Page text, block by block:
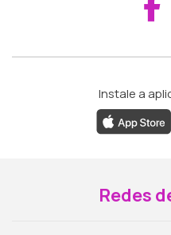
Instale a
Redes